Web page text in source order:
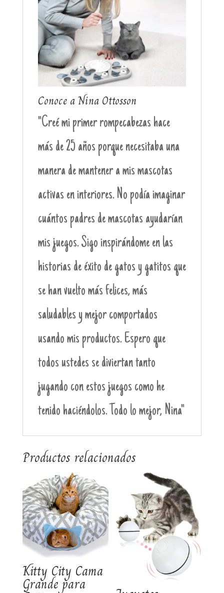
Conoce a Nina Ottosson
"Creé mi primer rompecabezas hace
más de 25 años porque necesitaba una
manera de mantener a mis mascotas
activas en interiores. No podía imaginar
cuántos padres de mascotas ayudarían
mis juegos. Sigo inspirándome en las
historias de éxito de gatos y gatitos que
se han vuelto más felices, más
saludables y mejor comportados
usando mis productos. Espero que
todos ustedes se diviertan tanto
jugando con estos juegos como he
tenido haciéndolos. Todo lo mejor, Nina"
Productos relacionados
Kitty City Cama
Grande para